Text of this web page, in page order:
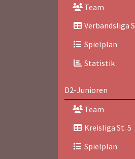
Team
Verbandsliga
Spielplan
Statistik
D2-Junioren
Team
Kreisliga St. 5
Spielplan